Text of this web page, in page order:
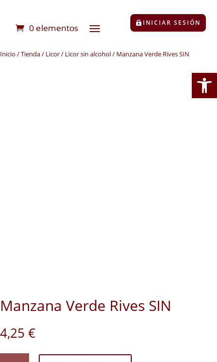
0 elementos INICIAR SESIÓN
Inicio /Tienda/ Licor/ Licor sin alcohol/ Manzana Verde Rives SIN
Manzana Verde Rives SIN
4,25 €